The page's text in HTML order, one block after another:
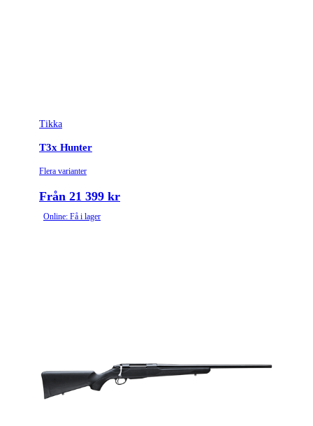
Tikka
T3x Hunter
Flera varianter
Från 21 399 kr
Online: Få i lager